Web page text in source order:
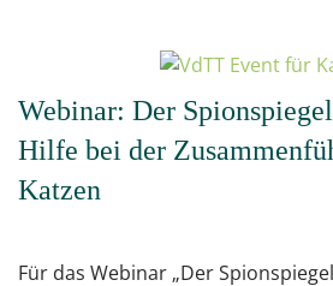
Webinar: Der
Hilfe bei der
Katzen
Für das Webinar „Der